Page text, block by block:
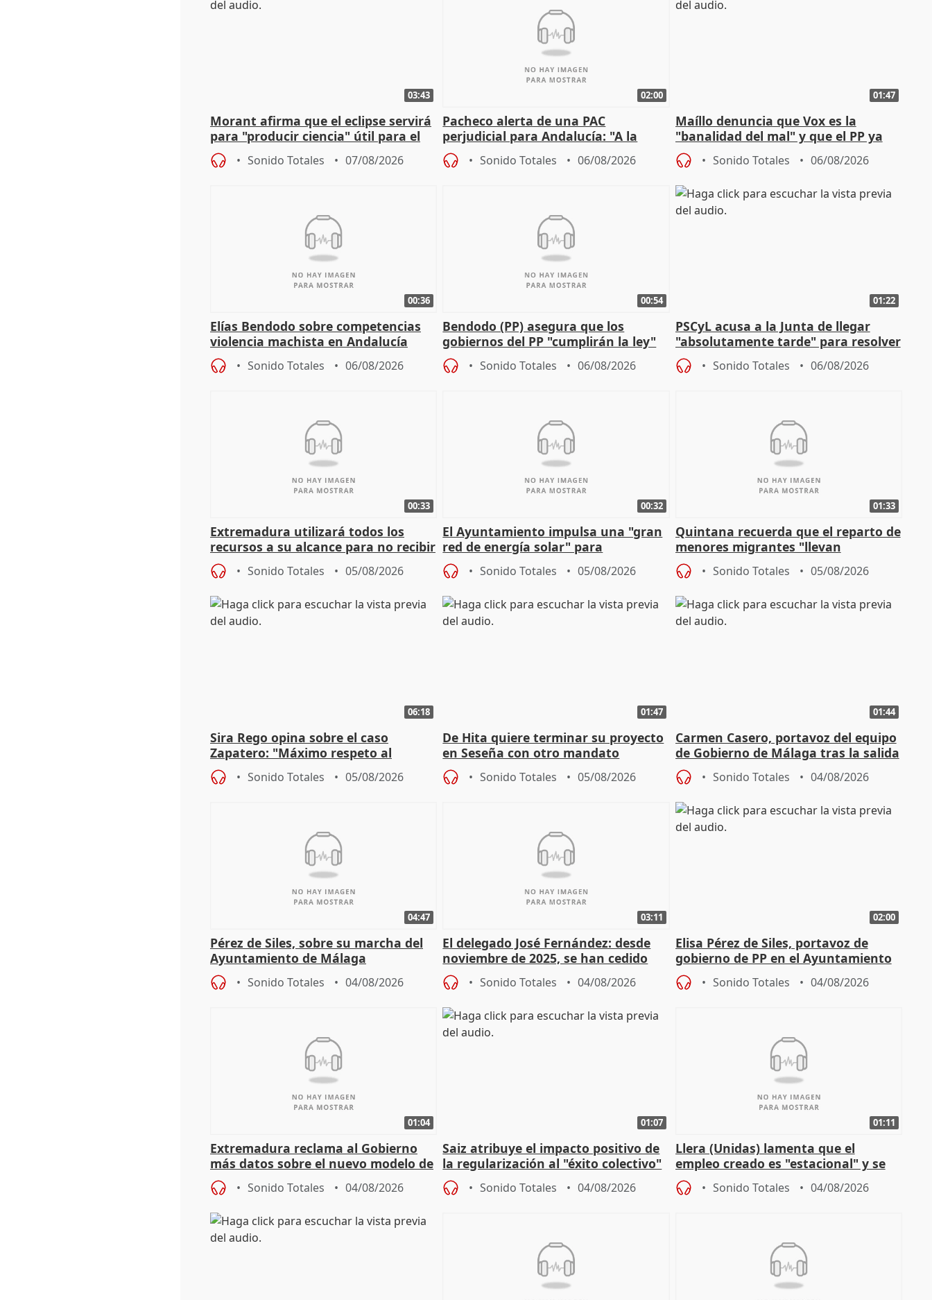
03:43
Morant afirma que el eclipse servirá
para "producir ciencia" útil para el
resto del mundo
Sonido Totales 07/08/2026
02:00
Pacheco alerta de una PAC
perjudicial para Andalucía: "A la
agricultura hay que protegerla"
Sonido Totales 06/08/2026
01:47
Maíllo denuncia que Vox es la
"banalidad del mal" y que el PP ya
asume todas sus tesis
Sonido Totales 06/08/2026
00:36
Elías Bendodo sobre competencias
violencia machista en Andalucía
Sonido Totales 06/08/2026
00:54
Bendodo (PP) asegura que los
gobiernos del PP "cumplirán la ley"
sobre los menores migrantes
Sonido Totales 06/08/2026
01:22
PSCyL acusa a la Junta de llegar
"absolutamente tarde" para resolver
problemas como Newcastle
Sonido Totales 06/08/2026
00:33
Extremadura utilizará todos los
recursos a su alcance para no recibir
más menores migrantes
Sonido Totales 05/08/2026
00:32
El Ayuntamiento impulsa una "gran
red de energía solar" para
autoconsumo
Sonido Totales 05/08/2026
01:33
Quintana recuerda que el reparto de
menores migrantes "llevan
aportación del Gobierno" central
Sonido Totales 05/08/2026
06:18
Sira Rego opina sobre el caso
Zapatero: "Máximo respeto al
proceso judicial"
Sonido Totales 05/08/2026
01:47
De Hita quiere terminar su proyecto
en Seseña con otro mandato
Sonido Totales 05/08/2026
01:44
Carmen Casero, portavoz del equipo
de Gobierno de Málaga tras la salida
de Pérez de Siles
Sonido Totales 04/08/2026
04:47
Pérez de Siles, sobre su marcha del
Ayuntamiento de Málaga
Sonido Totales 04/08/2026
03:11
El delegado José Fernández: desde
noviembre de 2025, se han cedido
9.810 ayudas por nacimiento
Sonido Totales 04/08/2026
02:00
Elisa Pérez de Siles, portavoz de
gobierno de PP en el Ayuntamiento
de Málaga, deja la política
Sonido Totales 04/08/2026
01:04
Extremadura reclama al Gobierno
más datos sobre el nuevo modelo de
financiación
Sonido Totales 04/08/2026
01:07
Saiz atribuye el impacto positivo de
la regularización al "éxito colectivo"
del Gobierno
Sonido Totales 04/08/2026
01:11
Llera (Unidas) lamenta que el
empleo creado es "estacional" y se
"esfumará" al acabar el verano
Sonido Totales 04/08/2026